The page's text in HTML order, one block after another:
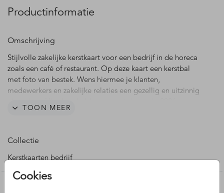
Cookies
Productinformatie
Omschrijving
Stijlvolle zakelijke kerstkaart voor een bedrijf in de horeca
zoals een café of restaurant. Op deze kaart een kerstbal
met foto van bestek. Wens hiermee je klanten,
medewerkers en zakelijke relaties een gezellig en uitzinnig
gezellig uit eten te gaan in hun favoriete restaurant. Pas de
Het is mogelijk om op de binnenzijde van deze kerstkaart
logo dient als voorbeeld en wordt niet gedrukt. Deze kun je
TOON MEER
Collectie
Kerstkaarten bedrijf